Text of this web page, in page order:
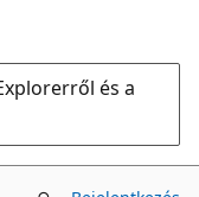
és a